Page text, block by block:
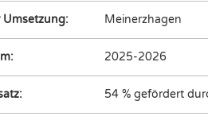
Umsetzung: Meinerzhagen
2025-2026
54 % gefördert